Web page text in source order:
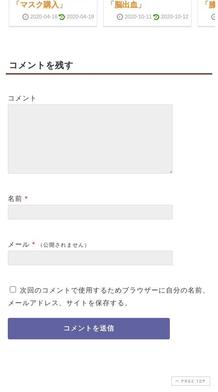
「マスク購入」
2020-04-16 2020-04-19
「脳出血」
2020-10-11 2020-10-12
「
コメントを残す
コメント
名前 *
メール * （公開されません）
次回のコメントで使用するためブラウザーに自分の名前、
メールアドレス、サイトを保存する。
PAGE TOP